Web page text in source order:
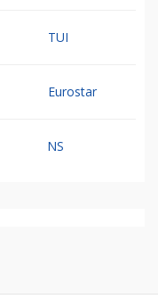
TUI
Eurostar
NS